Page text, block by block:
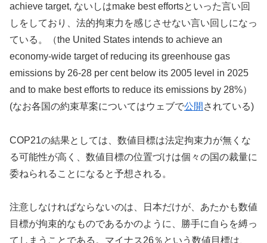
achieve target, ないしはmake best effortsといった言い回
しをしており、法的拘束力を感じさせない言い回しになっ
ている。（the United States intends to achieve an
economy-wide target of reducing its greenhouse gas
emissions by 26-28 per cent below its 2005 level in 2025
and to make best efforts to reduce its emissions by 28%）
(なお各国の約束草案についてはウェブで公開 されている)
COP21の結果としては、数値目標は法定拘束力が無くな
る可能性が高く、数値目標の位置づけは個々の国の裁量に
委ねられることになると予想される。
注意しなければならないのは、日本だけが、あたかも数値
目標が拘束的なものであるかのように、勝手に自らを縛っ
てしまうことである。マイナス26％という数値目標は、